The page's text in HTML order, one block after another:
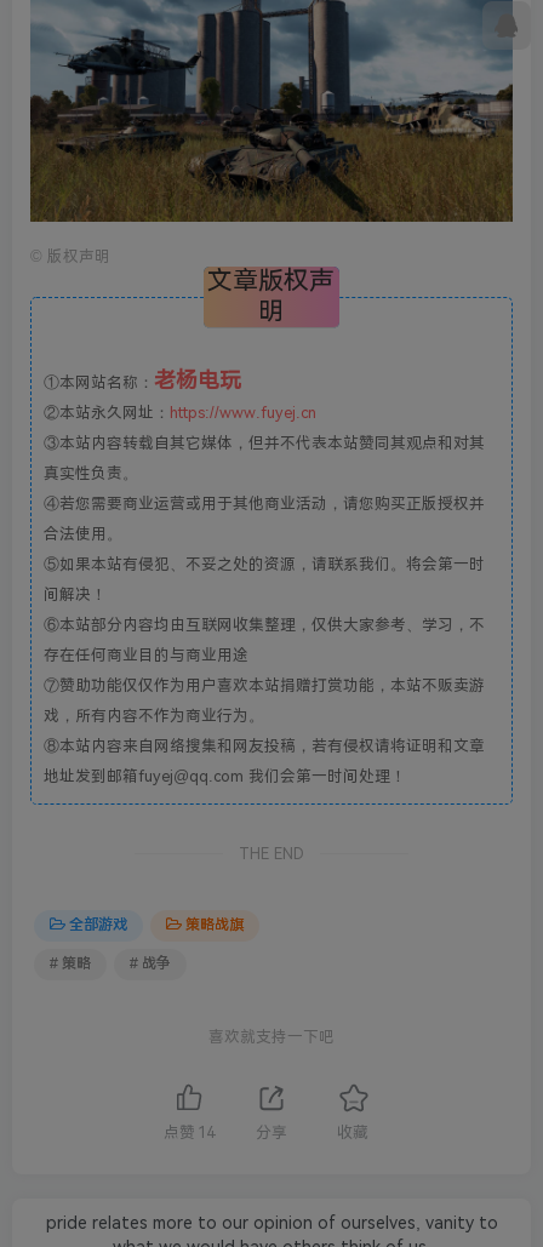
© 版权声明
文章版权声
明
①本网站名称： 老杨电玩
②本站永久网址： https://www.fuyej.cn
③本站内容转载自其它媒体，但并不代表本站赞同其观点和对其
真实性负责。
④若您需要商业运营或用于其他商业活动，请您购买正版授权并
合法使用。
⑤如果本站有侵犯、不妥之处的资源，请联系我们。将会第一时
间解决！
⑥本站部分内容均由互联网收集整理，仅供大家参考、学习，不
存在任何商业目的与商业用途
⑦赞助功能仅仅作为用户喜欢本站捐赠打赏功能，本站不贩卖游
戏，所有内容不作为商业行为。
⑧本站内容来自网络搜集和网友投稿，若有侵权请将证明和文章
地址发到邮箱fuyej@qq.com 我们会第一时间处理！
THE END
全部游戏 策略战旗
# 策略 # 战争
喜欢就支持一下吧
点赞 14 分享 收藏
pride relates more to our opinion of ourselves, vanity to